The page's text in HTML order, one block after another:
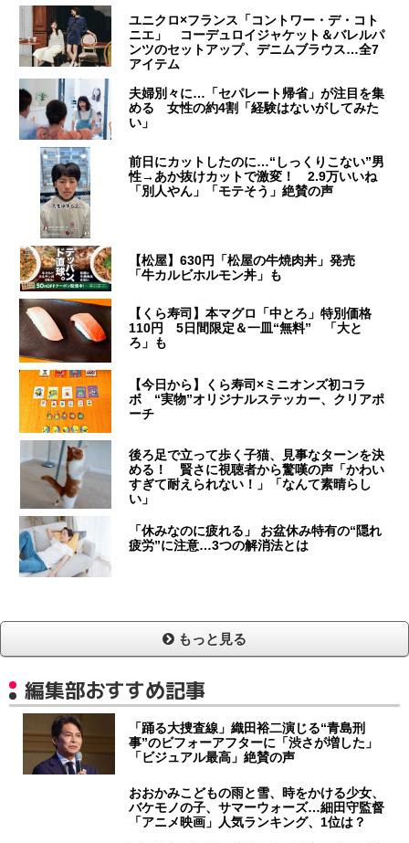
ユニクロ×フランス「コントワー・デ・コト
ニエ」 コーデュロイジャケット＆バレルパ
ンツのセットアップ、デニムブラウス…全7
アイテム
夫婦別々に…「セパレート帰省」が注目を集
める 女性の約4割「経験はないがしてみた
い」
前日にカットしたのに…“しっくりこない”男
性→あか抜けカットで激変！ 2.9万いいね
「別人やん」「モテそう」絶賛の声
【松屋】630円「松屋の牛焼肉丼」発売
「牛カルビホルモン丼」も
【くら寿司】本マグロ「中とろ」特別価格
110円 5日間限定＆一皿“無料” 「大と
ろ」も
【今日から】くら寿司×ミニオンズ初コラ
ボ “実物”オリジナルステッカー、クリアポ
ーチ
後ろ足で立って歩く子猫、見事なターンを決
める！ 賢さに視聴者から驚嘆の声「かわい
すぎて耐えられない！」「なんて素晴らし
い」
「休みなのに疲れる」 お盆休み特有の“隠れ
疲労”に注意…3つの解消法とは
もっと見る
編集部おすすめ記事
「踊る大捜査線」織田裕二演じる“青島刑
事”のビフォーアフターに「渋さが増した」
「ビジュアル最高」絶賛の声
おおかみこどもの雨と雪、時をかける少女、
バケモノの子、サマーウォーズ…細田守監督
「アニメ映画」人気ランキング、1位は？